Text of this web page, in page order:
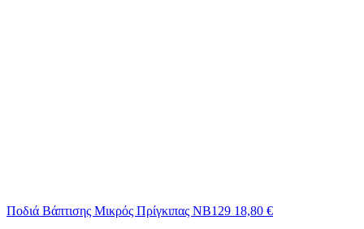
Ποδιά Βάπτισης Μικρός Πρίγκιπας ΝΒ129 18,80 €